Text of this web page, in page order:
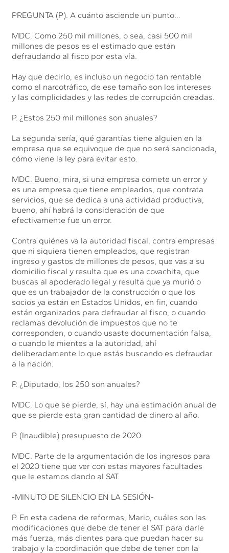
PREGUNTA (P). A cuánto asciende un punto…
MDC. Como 250 mil millones, o sea, casi 500 mil
millones de pesos es el estimado que están
defraudando al fisco por esta vía.
Hay que decirlo, es incluso un negocio tan rentable
como el narcotráfico, de ese tamaño son los intereses
y las complicidades y las redes de corrupción creadas.
P. ¿Estos 250 mil millones son anuales?
La segunda sería, qué garantías tiene alguien en la
empresa que se equivoque de que no será sancionada,
cómo viene la ley para evitar esto.
MDC. Bueno, mira, si una empresa comete un error y
es una empresa que tiene empleados, que contrata
servicios, que se dedica a una actividad productiva,
bueno, ahí habrá la consideración de que
efectivamente fue un error.
Contra quiénes va la autoridad fiscal, contra empresas
que ni siquiera tienen empleados, que registran
ingreso y gastos de millones de pesos, que vas a su
domicilio fiscal y resulta que es una covachita, que
buscas al apoderado legal y resulta que ya murió o
que es un trabajador de la construcción o que los
socios ya están en Estados Unidos, en fin, cuando
están organizados para defraudar al fisco, o cuando
reclamas devolución de impuestos que no te
corresponden, o cuando usaste documentación falsa,
o cuando le mientes a la autoridad, ahí
deliberadamente lo que estás buscando es defraudar
a la nación.
P. ¿Diputado, los 250 son anuales?
MDC. Lo que se pierde, sí, hay una estimación anual de
que se pierde esta gran cantidad de dinero al año.
P. (Inaudible) presupuesto de 2020.
MDC. Parte de la argumentación de los ingresos para
el 2020 tiene que ver con estas mayores facultades
que le estamos dando al SAT.
-MINUTO DE SILENCIO EN LA SESIÓN-
P. En esta cadena de reformas, Mario, cuáles son las
modificaciones que debe de tener el SAT para darle
más fuerza, más dientes para que puedan hacer su
trabajo y la coordinación que debe de tener con la